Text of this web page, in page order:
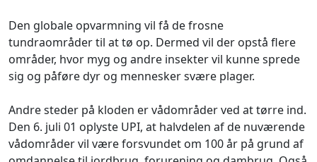
Den globale opvarmning vil få de frosne
tundraområder til at tø op. Dermed vil der opstå flere
områder, hvor myg og andre insekter vil kunne sprede
sig og påføre dyr og mennesker svære plager.
Andre steder på kloden er vådområder ved at tørre ind.
Den 6. juli 01 oplyste UPI, at halvdelen af de nuværende
vådområder vil være forsvundet om 100 år på grund af